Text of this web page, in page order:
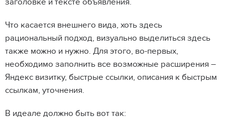
заголовке и тексте объявления.
Что касается внешнего вида, хоть здесь
рациональный подход, визуально выделиться здесь
также можно и нужно. Для этого, во-первых,
необходимо заполнить все возможные расширения –
Яндекс визитку, быстрые ссылки, описания к быстрым
ссылкам, уточнения.
В идеале должно быть вот так: